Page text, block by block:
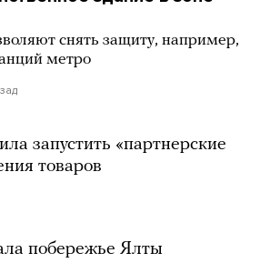
снять защиту, например,
метро
запустить «партнерские
товаров
побережье Ялты